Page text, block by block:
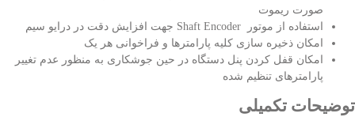
صورت ریموت
استفاده از موتور Shaft Encoder جهت افزایش دقت در درایو سیم
امکان ذخیره سازی کلیه پارامترها و فراخوانی هر یک
امکان قفل کردن پنل دستگاه در حین جوشکاری به منظور عدم تغییر
پارامترهای تنظیم شده
توضیحات تکمیلی